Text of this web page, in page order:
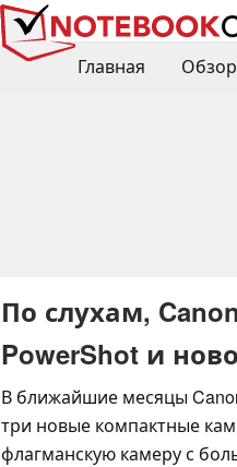
Главная
По слухам,
PowerShot и
В ближайшие месяцы
три новые компактные
флагманскую камеру с